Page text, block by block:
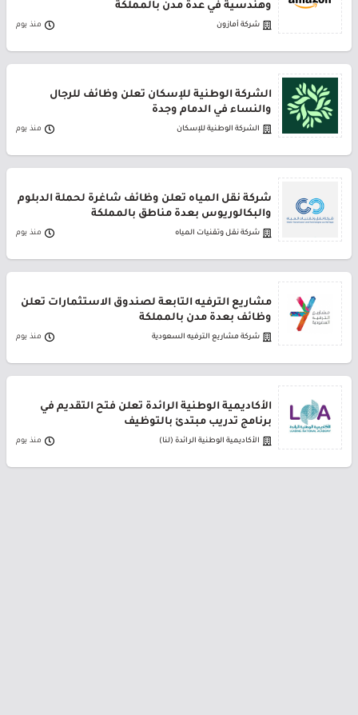
وهندسية في عدة مدن بالمملكة
شركة أمازون منذ يوم
الشركة الوطنية للإسكان تعلن وظائف للرجال
والنساء في الدمام وجدة
الشركة الوطنية للإسكان منذ يوم
شركة نقل المياه تعلن وظائف شاغرة لحملة الدبلوم
والبكالوريوس بعدة مناطق بالمملكة
شركة نقل وتقنيات المياه منذ يوم
مشاريع الترفيه التابعة لصندوق الاستثمارات تعلن
وظائف بعدة مدن بالمملكة
شركة مشاريع الترفيه السعودية منذ يوم
الأكاديمية الوطنية الرائدة تعلن فتح التقديم في
برنامج تدريب مبتدئ بالتوظيف
الأكاديمية الوطنية الرائدة (لنا) منذ يوم